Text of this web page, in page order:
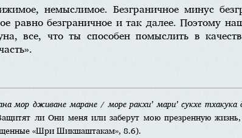
немыслимое. Безграничное минус
равно безграничное и так далее. Поэтому
все, что ты способен помыслить в
мор дживане маране / море ракхи’ мари’ сукхе тхакука
ли Они меня или заберут мою презренную
«Шри Шикшаштакам», 8.6).